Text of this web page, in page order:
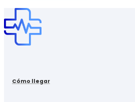
Cómo llegar